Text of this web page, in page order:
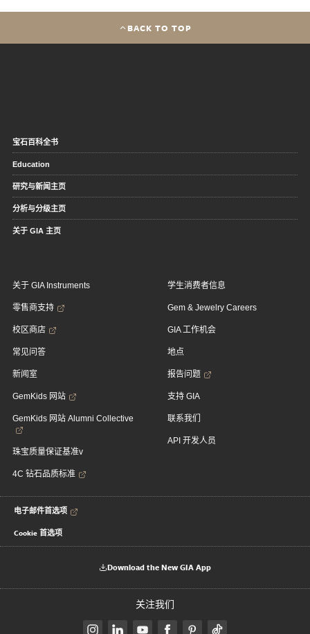
BACK TO TOP
宝石百科全书
Education
研究与新闻主页
分析与分级主页
关于 GIA 主页
关于 GIA Instruments
零售商支持
校区商店
常见问答
新闻室
GemKids 网站
GemKids 网站 Alumni Collective
珠宝质量保证基准v
4C 钻石品质标准
学生消费者信息
Gem & Jewelry Careers
GIA 工作机会
地点
报告问题
支持 GIA
联系我们
API 开发人员
电子邮件首选项
Cookie 首选项
Download the New GIA App
关注我们